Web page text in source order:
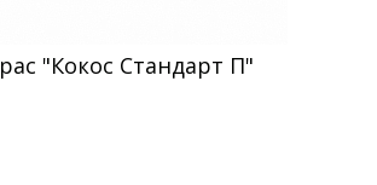
"Кокос Стандарт П"